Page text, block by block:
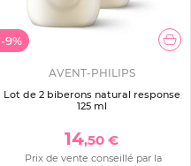
-9%
AVENT-PHILIPS
Lot de 2 biberons natural response
125 ml
14,50 €
Prix de vente conseillé par la